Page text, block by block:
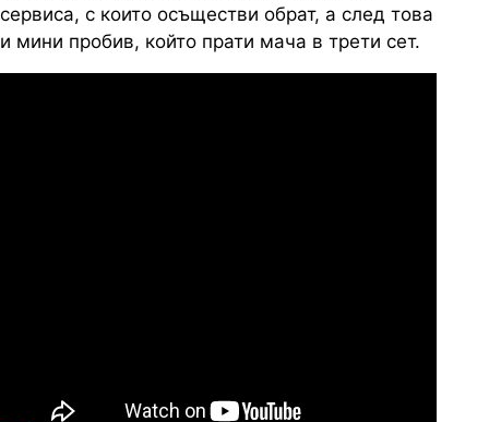
сервиса, с които осъществи обрат, а след това
и мини пробив, който прати мача в трети сет.